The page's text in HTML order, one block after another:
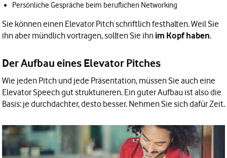
Persönliche Gespräche beim beruflichen Networking
Sie können einen Elevator Pitch schriftlich festhalten. Weil Sie
ihn aber mündlich vortragen, sollten Sie ihn im Kopf haben.
Der Aufbau eines Elevator Pitches
Wie jeden Pitch und jede Präsentation, müssen Sie auch eine
Elevator Speech gut strukturieren. Ein guter Aufbau ist also die
Basis: je durchdachter, desto besser. Nehmen Sie sich dafür Zeit.